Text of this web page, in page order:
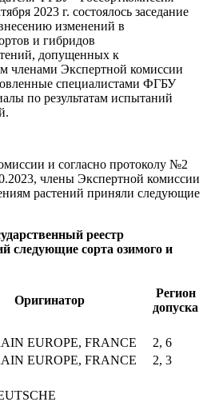
2023 г. состоялось заседание
изменений в
и гибридов
допущенных к
членами Экспертной комиссии
специалистами ФГБУ
по результатам испытаний
и согласно протоколу №2
члены Экспертной комиссии
растений приняли следующие
реестр
следующие сорта озимого и
Оригинатор
Регион
допуска
EUROPE, FRANCE
2, 6
EUROPE, FRANCE
2, 3